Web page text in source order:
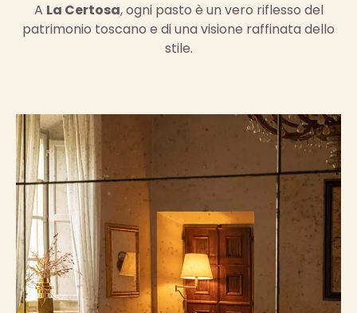
A La Certosa, ogni pasto è un vero riflesso del
patrimonio toscano e di una visione raffinata dello
stile.